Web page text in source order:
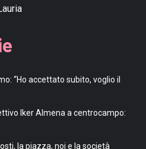
“Ho accettato subito, voglio il
Iker Almena a centrocampo:
la piazza, noi e la società